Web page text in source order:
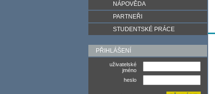
NÁPOVĚDA
PARTNEŘI
STUDENTSKÉ PRÁCE
PŘIHLÁŠENÍ
uživatelské
jméno
heslo